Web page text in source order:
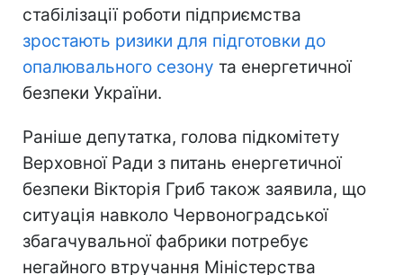
стабілізації роботи підприємства
зростають ризики для підготовки до
опалювального сезону та енергетичної
безпеки України.
Раніше депутатка, голова підкомітету
Верховної Ради з питань енергетичної
безпеки Вікторія Гриб також заявила, що
ситуація навколо Червоноградської
збагачувальної фабрики потребує
негайного втручання Міністерства